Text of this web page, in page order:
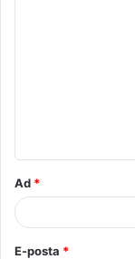
Ad *
E-posta *